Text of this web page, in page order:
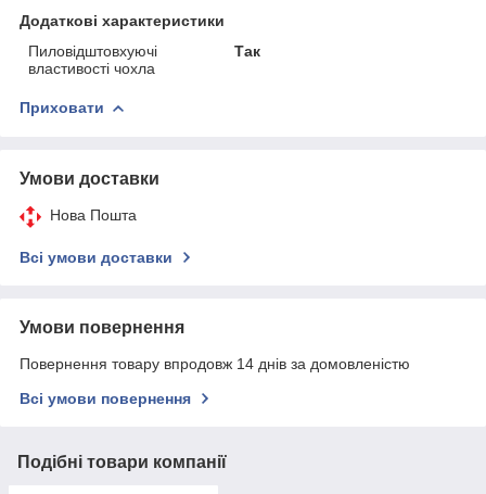
Додаткові характеристики
Пиловідштовхуючі
властивості чохла
Так
Приховати
Умови доставки
Нова Пошта
Всі умови доставки
Умови повернення
Повернення товару впродовж 14 днів за домовленістю
Всі умови повернення
Подібні товари компанії